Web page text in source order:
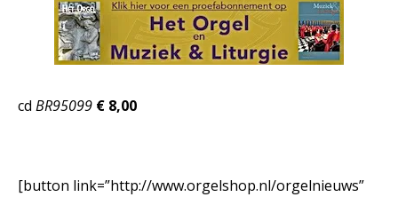
cd BR95099 € 8,00
[button link=”http://www.orgelshop.nl/orgelnieuws”